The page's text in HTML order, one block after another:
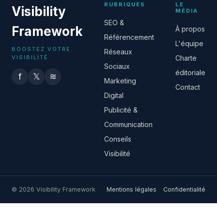
Visibility
Framework
BOOSTEZ VOTRE
VISIBILITÉ
f 𝕏 ≋
RUBRIQUES
SEO &
Référencement
Réseaux
Sociaux
Marketing
Digital
Publicité &
Communication
Conseils
Visibilité
LE
MÉDIA
À propos
L'équipe
Charte
éditoriale
Contact
© 2026 Visibility Framework Mentions légales Confidentialité